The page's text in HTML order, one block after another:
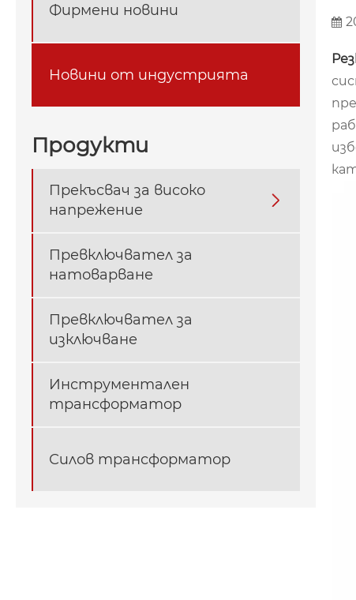
Фирмени новини
Новини от индустрията
Продукти
Прекъсвач за високо
напрежение

Превключвател за
натоварване
Превключвател за
изключване
Инструментален
трансформатор
Силов трансформатор